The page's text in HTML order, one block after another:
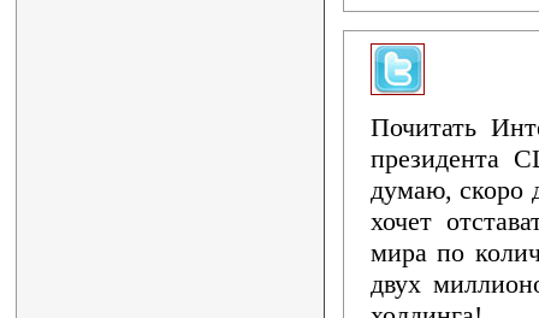
Почитать
президента
думаю, скоро
хочет
мира по
двух